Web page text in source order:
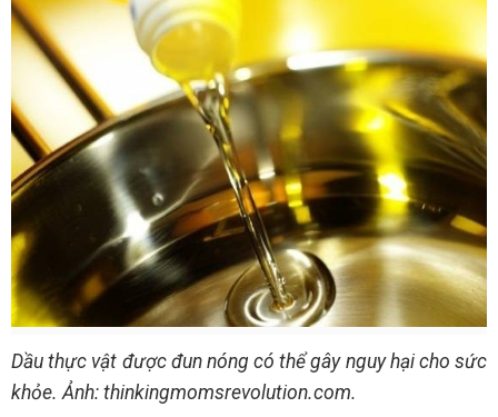
Dầu thực vật được đun nóng có thể gây nguy hại cho sức
khỏe. Ảnh: thinkingmomsrevolution.com.